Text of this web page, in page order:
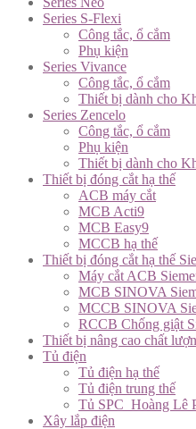
Series S-Flexi
Công tắc, ổ cắm
Phụ kiện
Series Vivance
Công tắc, ổ cắm
Thiết bị dành cho
Series Zencelo
Công tắc, ổ cắm
Phụ kiện
Thiết bị dành cho
Thiết bị đóng cắt hạ thế
ACB máy cắt
MCB Acti9
MCB Easy9
MCCB hạ thế
Thiết bị đóng cắt hạ thế
Máy cắt ACB
MCB SINOVA
MCCB SINOVA
RCCB Chống giật
Thiết bị nâng cao chất
Tủ điện
Tủ điện hạ thế
Tủ điện trung thế
Tủ SPC_Hoàng Lê
Xây lắp điện